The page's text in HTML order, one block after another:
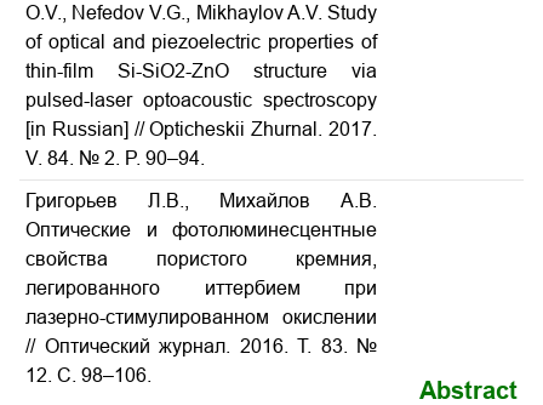
O.V., Nefedov V.G., Mikhaylov A.V. Study
of optical and piezoelectric properties of
thin-film Si-SiO2-ZnO structure via
pulsed-laser optoacoustic spectroscopy
[in Russian] // Opticheskii Zhurnal.
2017.
V. 84. № 2. P. 90–94.
Григорьев Л.В., Михайлов А.В.
Оптические и фотолюминесцентные
свойства пористого кремния,
легированного иттербием при
лазерно-стимулированном окислении
// Оптический журнал. 2016. Т. 83. №
12. С. 98–106.
Abstract